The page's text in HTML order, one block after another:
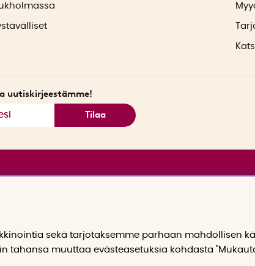
uutiskirjeestämme!
Tilaa
sekä tarjotaksemme parhaan mahdollisen
tahansa muuttaa evästeasetuksia kohdasta